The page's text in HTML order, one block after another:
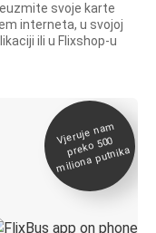
svoje karte
interneta, u svojoj
ili u Flixshop-u
Vjeruje na
m
preko 500
miliona putnika